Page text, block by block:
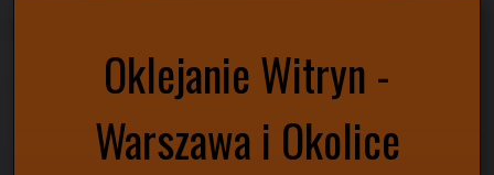
Oklejanie Witryn -
Warszawa i Okolice